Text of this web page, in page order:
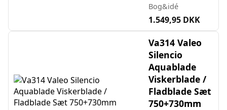
Bog&idé
1.549,95 DKK
Va314 Valeo
Silencio
Aquablade
Viskerblade /
Fladblade Sæt
750+730mm